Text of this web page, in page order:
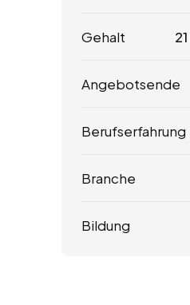
Gehalt 21
Angebotsende
Berufserfahrung
Branche
Bildung